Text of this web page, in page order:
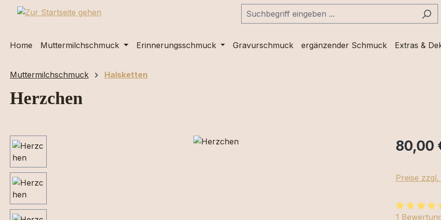
Hauptinhalt springen
Zur Suche springen
Zur Hauptnavigation springen
Home Muttermilchschmuck Erinnerungsschmuck Gravurschmuck ergänzender Schmuck Extras &
Muttermilchschmuck Halsketten
Herzchen
Bildergalerie überspringen 80,00
Preise
1